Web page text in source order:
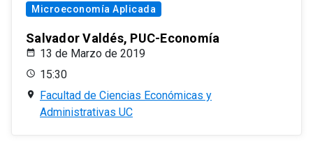
Microeconomía Aplicada
Salvador Valdés, PUC-Economía
13 de Marzo de 2019
15:30
Facultad de Ciencias Económicas y
Administrativas UC